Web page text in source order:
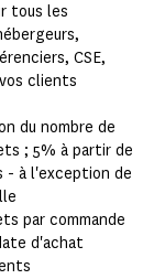
tous les
CSE,
clients
du nombre de
; 5% à partir de
à l'exception de
par commande​
d'achat